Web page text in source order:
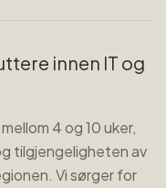
innen IT og
4 og 10 uker,
tilgjengeligheten av
Vi sørger for